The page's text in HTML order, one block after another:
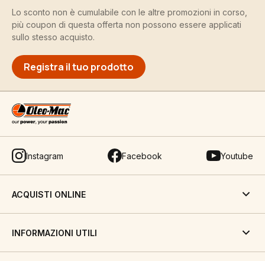
Lo sconto non è cumulabile con le altre promozioni in corso,
più coupon di questa offerta non possono essere applicati
sullo stesso acquisto.
Registra il tuo prodotto
Instagram Facebook Youtube
ACQUISTI ONLINE
INFORMAZIONI UTILI